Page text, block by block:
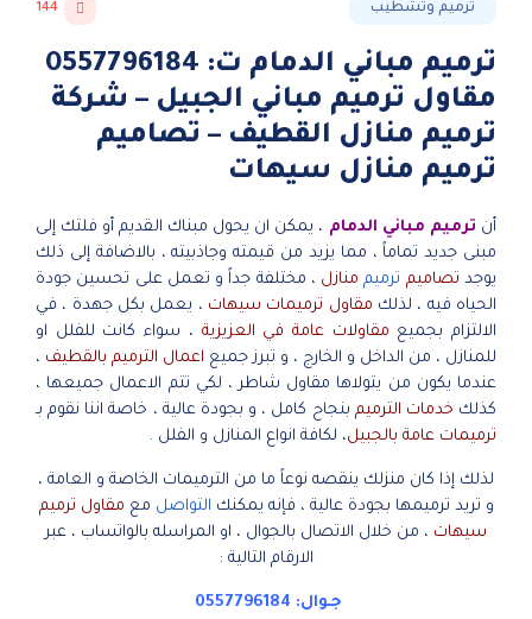
ترميم وتشطيب 144
ترميم مباني الدمام ت: 0557796184
مقاول ترميم مباني الجبيل – شركة
ترميم منازل القطيف – تصاميم
ترميم منازل سيهات
أن ترميم مباني الدمام ، يمكن ان يحول مبناك القديم أو فلتك إلى
مبنى جديد تماماً ، مما يزيد من قيمته وجاذبيته ، بالاضافة إلى ذلك
يوجد تصاميم ترميممنازل ، مختلفة جداً و تعمل على تحسين جودة
الحياه فيه ، لذلك مقاول ترميمات سيهات ، يعمل بكل جهدة ، في
الالتزام بجميع مقاولات عامة في العزيزية ، سواء كانت للفلل او
للمنازل ، من الداخل و الخارج ، و تبرز جميع اعمال الترميم بالقطيف ،
عندما يكون من يتولاها مقاول شاطر ، لكي تتم الاعمال جميعها ،
كذلك خدمات الترميم بنجاح كامل ، و بجودة عالية ، خاصة اننا نقوم بـ
ترميمات عامة بالجبيل، لكافة انواع المنازل و الفلل .
لذلك إذا كان منزلك ينقصه نوعاً ما من الترميمات الخاصة و العامة ،
و تريد ترميمها بجودة عالية ، فإنه يمكنك التواصل مع مقاول ترميم
سيهات ، من خلال الاتصال بالجوال ، او المراسله بالواتساب ، عبر
الارقام التالية :
جـوال: 0557796184